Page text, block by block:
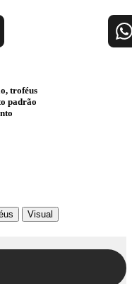
troféus
padrão
Visual